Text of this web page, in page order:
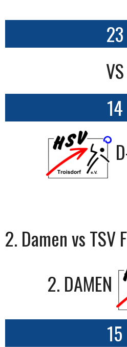
23
VS
14
2. Damen vs TSV
2. DAMEN
15